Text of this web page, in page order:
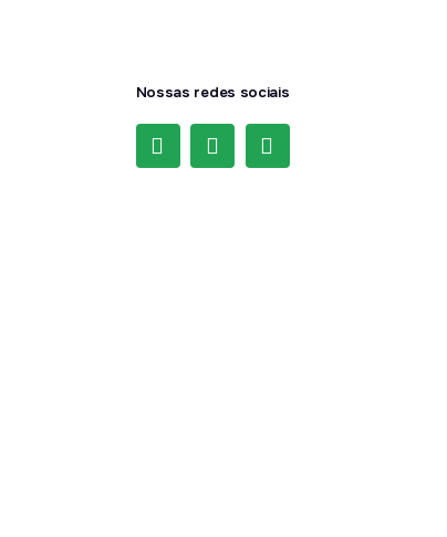
Nossas redes sociais